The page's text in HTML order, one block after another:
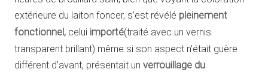
extérieure du laiton foncer, s’est révélé pleinement
fonctionnel, celui importé(traité avec un vernis
transparent brillant) même si son aspect n’était guère
différent d’avant, présentait un verrouillage du